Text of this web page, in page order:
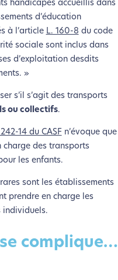
handicapés accueillis dans
d’éducation
à l’article L. 160-8 du code
sociale sont inclus dans
d’exploitation desdits
»
s’il s’agit des transports
ou collectifs.
14 du CASF n’évoque que
charge des transports
les enfants.
sont les établissements
prendre en charge les
individuels.
complique…